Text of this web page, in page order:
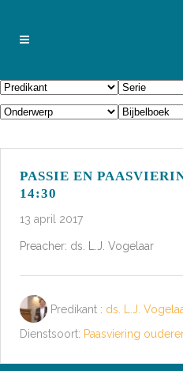
PASSIE EN
14:30
13 april 2017
Preacher: ds. L.J. Vogelaar
Predikant : ds. L.J.
Dienstsoort: Paasviering